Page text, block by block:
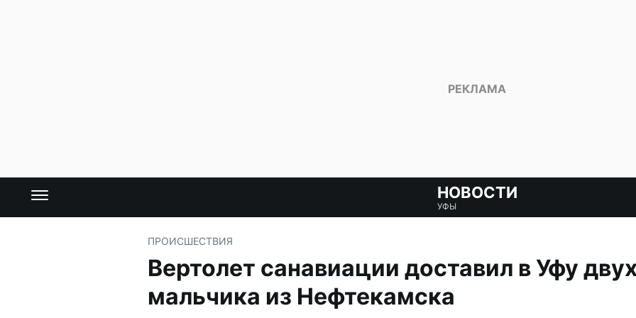
НОВОСТИ
УФЫ
ПРОИСШЕСТВИЯ
Вертолет санавиации доставил в Уфу
мальчика из Нефтекамска